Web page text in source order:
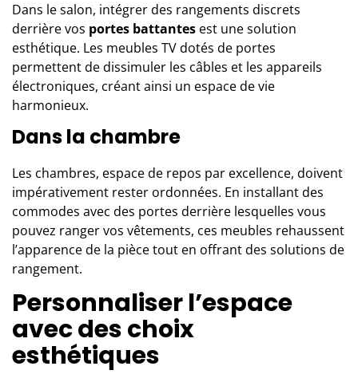
Dans le salon, intégrer des rangements discrets
derrière vos portes battantes est une solution
esthétique. Les meubles TV dotés de portes
permettent de dissimuler les câbles et les appareils
électroniques, créant ainsi un espace de vie
harmonieux.
Dans la chambre
Les chambres, espace de repos par excellence, doivent
impérativement rester ordonnées. En installant des
commodes avec des portes derrière lesquelles vous
pouvez ranger vos vêtements, ces meubles rehaussent
l’apparence de la pièce tout en offrant des solutions de
rangement.
Personnaliser l’espace
avec des choix
esthétiques